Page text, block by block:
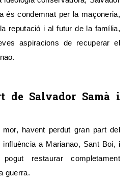
és condemnat per la maçoneria,
reputació i al futur de la família,
aspiracions de recuperar el
de Salvador Samà i
havent perdut gran part del
influència a Marianao, Sant Boi, i
restaurar completament
guerra.